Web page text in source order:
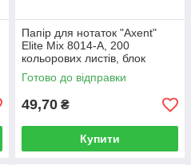
Папір для нотаток "Axent"
Elite Mix 8014-А, 200
кольорових листів, блок
90х90х20мм
Готово до відправки
49,70 ₴
Купити